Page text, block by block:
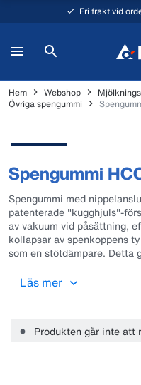
Fri frakt vid
Hem Webshop
Övriga spengummi
Spengummi
Spengummi med
patenterade "kugghjuls"-
av vakuum vid påsättning,
kollapsar av spenkoppens
som en stötdämpare. Detta
1 pkt innehåller 4 x
eller 6 månader
Läs mer
Produkten går inte att